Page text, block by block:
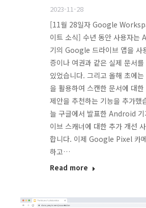
2023-11-28
[11월 28일자 Google
이트 소식] 수년 동안 사용자는
기의 Google 드라이브 앱을 사
증이나 여권과 같은 실제 문서를
있었습니다. 그리고 올해 초에
을 활용하여 스캔한 문서에 대한
제안을 추천하는 기능을 추가했
늘 구글에서 발표한 Android 기
이브 스캐너에 대한 추가 개선
합니다. 이제 Google Pixel 카
하고…
Read more